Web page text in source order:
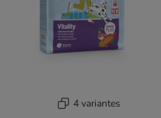
4 variantes